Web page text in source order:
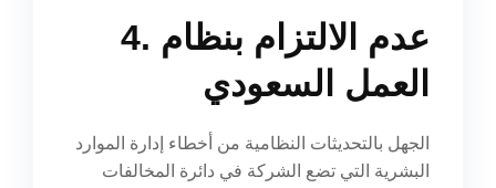
4. عدم الالتزام بنظام
العمل السعودي
الجهل بالتحديثات النظامية من أخطاء إدارة الموارد
البشرية التي تضع الشركة في دائرة المخالفات